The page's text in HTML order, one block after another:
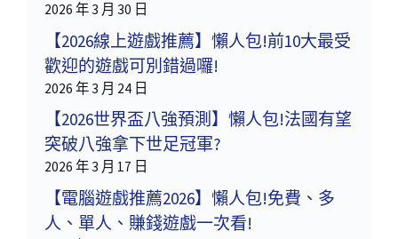
2026 年 3 月 30 日
【2026線上遊戲推薦】懶人包!前10大最受
歡迎的遊戲可別錯過囉!
2026 年 3 月 24 日
【2026世界盃八強預測】懶人包!法國有望
突破八強拿下世足冠軍?
2026 年 3 月 17 日
【電腦遊戲推薦2026】懶人包!免費、多
人、單人、賺錢遊戲一次看!